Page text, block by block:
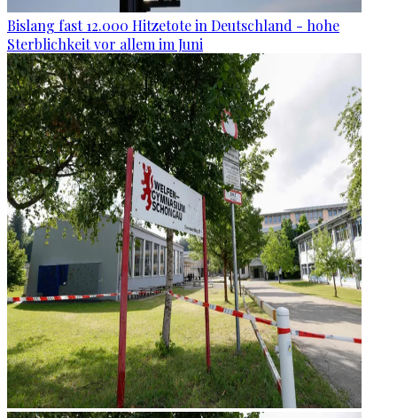
Bislang fast 12.000 Hitzetote in Deutschland - hohe
Sterblichkeit vor allem im Juni